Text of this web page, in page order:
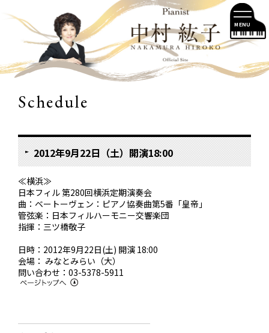
Schedule
2012年9月22日（土）開演18:00
≪横浜≫
日本フィル 第280回横浜定期演奏会
曲：ベートーヴェン：ピアノ協奏曲第5番「皇帝」
管弦楽：日本フィルハーモニー交響楽団
指揮：三ツ橋敬子
日時：2012年9月22日(土) 開演 18:00
会場： みなとみらい（大）
問い合わせ：03-5378-5911
MENU